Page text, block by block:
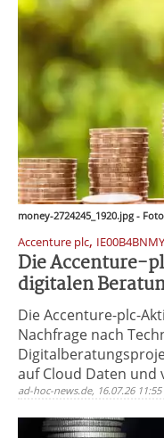
money-2724245_1920.jpg -
Accenture plc,
Die Accenture-
digitalen
Die Accenture-plc-
Nachfrage nach
auf Cloud Daten und
ad-hoc-news.de, 16.07.26